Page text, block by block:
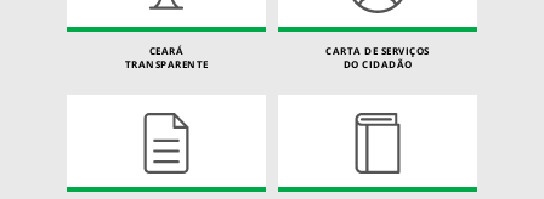
CEARÁ
TRANSPARENTE
CARTA DE SERVIÇOS
DO CIDADÃO